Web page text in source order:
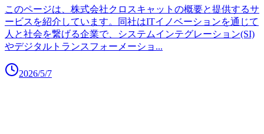
このページは、株式会社クロスキャットの概要と提供するサ
ービスを紹介しています。同社はITイノベーションを通じて
人と社会を繋げる企業で、システムインテグレーション(SI)
やデジタルトランスフォーメーショ ...
2026/5/7